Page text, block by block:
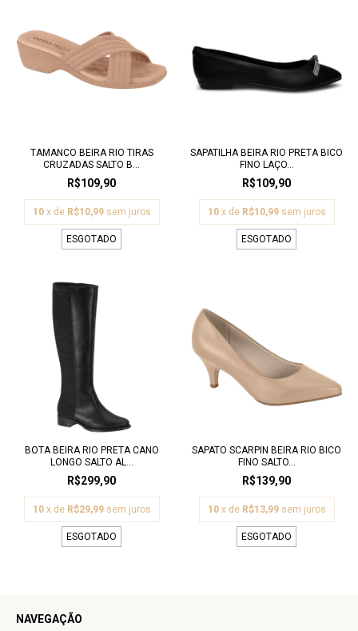
TAMANCO BEIRA RIO TIRAS
CRUZADAS SALTO B...
R$109,90
10 x de R$10,99 sem juros
ESGOTADO
SAPATILHA BEIRA RIO PRETA BICO
FINO LAÇO...
R$109,90
10 x de R$10,99 sem juros
ESGOTADO
BOTA BEIRA RIO PRETA CANO
LONGO SALTO AL...
R$299,90
10 x de R$29,99 sem juros
ESGOTADO
SAPATO SCARPIN BEIRA RIO BICO
FINO SALTO...
R$139,90
10 x de R$13,99 sem juros
ESGOTADO
NAVEGAÇÃO